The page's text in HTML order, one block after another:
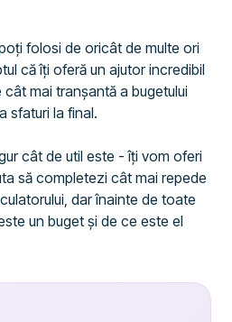
folosi de oricât de multe ori
că îți oferă un ajutor incredibil
mai tranșantă a bugetului
sfaturi la final.
cât de util este - îți vom oferi
să completezi cât mai repede
dar înainte de toate
un buget și de ce este el